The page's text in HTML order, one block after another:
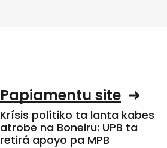
Papiamentu site
Krísis polítiko ta lanta kabes
atrobe na Boneiru: UPB ta
retirá apoyo pa MPB